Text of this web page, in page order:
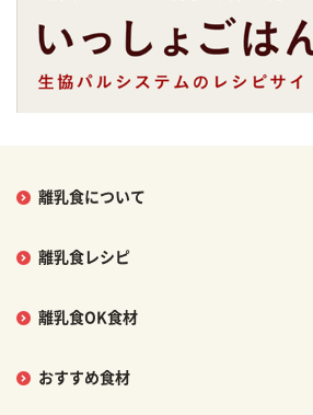
離乳食について
離乳食レシピ
離乳食OK食材
おすすめ食材